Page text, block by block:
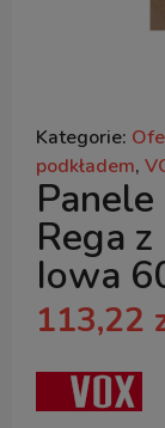
Kategorie:
podkładem,
Rega
Iowa
113,22